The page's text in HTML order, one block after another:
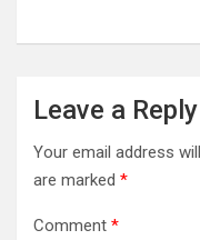
Leave a Reply
Your email address
are marked *
Comment *